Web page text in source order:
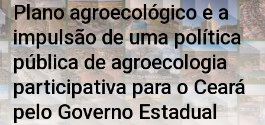
Plano agroecológico e a
impulsão de uma política
pública de agroecologia
participativa para o Ceará
pelo Governo Estadual